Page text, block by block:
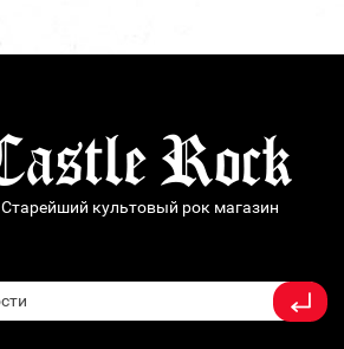
Старейший культовый рок магазин